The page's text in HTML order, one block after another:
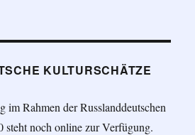
KULTURSCHÄTZE
im Rahmen der Russlanddeutschen
noch online zur Verfügung.